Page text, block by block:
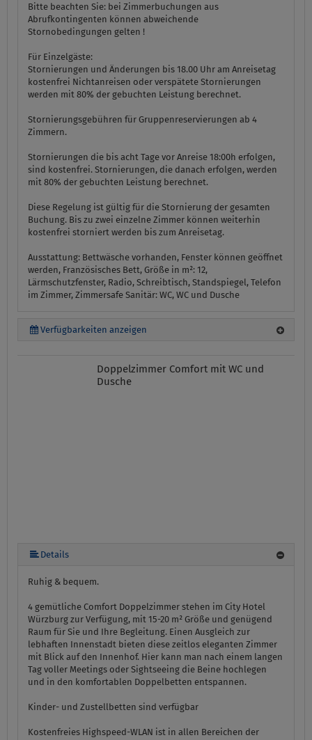
Bitte beachten Sie: bei Zimmerbuchungen aus
Abrufkontingenten können abweichende
Stornobedingungen gelten !
Für Einzelgäste:
Stornierungen und Änderungen bis 18.00 Uhr am Anreisetag
kostenfrei Nichtanreisen oder verspätete Stornierungen
werden mit 80% der gebuchten Leistung berechnet.
Stornierungsgebühren für Gruppenreservierungen ab 4
Zimmern.
Stornierungen die bis acht Tage vor Anreise 18:00h erfolgen,
sind kostenfrei. Stornierungen, die danach erfolgen, werden
mit 80% der gebuchten Leistung berechnet.
Diese Regelung ist gültig für die Stornierung der gesamten
Buchung. Bis zu zwei einzelne Zimmer können weiterhin
kostenfrei storniert werden bis zum Anreisetag.
Ausstattung: Bettwäsche vorhanden, Fenster können geöffnet
werden, Französisches Bett, Größe in m²: 12,
Lärmschutzfenster, Radio, Schreibtisch, Standspiegel, Telefon
im Zimmer, Zimmersafe Sanitär: WC, WC und Dusche
Verfügbarkeiten anzeigen
Doppelzimmer Comfort mit WC und
Dusche
Details
Ruhig & bequem.
4 gemütliche Comfort Doppelzimmer stehen im City Hotel
Würzburg zur Verfügung, mit 15-20 m² Größe und genügend
Raum für Sie und Ihre Begleitung. Einen Ausgleich zur
lebhaften Innenstadt bieten diese zeitlos eleganten Zimmer
mit Blick auf den Innenhof. Hier kann man nach einem langen
Tag voller Meetings oder Sightseeing die Beine hochlegen
und in den komfortablen Doppelbetten entspannen.
Kinder- und Zustellbetten sind verfügbar
Kostenfreies Highspeed-WLAN ist in allen Bereichen der